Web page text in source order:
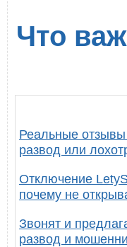
Что
Реальные
развод или
Отключение
почему не
Звонят и
развод и